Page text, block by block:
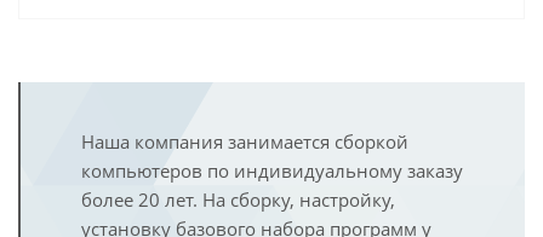
Наша компания занимается сборкой
компьютеров по индивидуальному заказу
более 20 лет. На сборку, настройку,
установку базового набора программ у